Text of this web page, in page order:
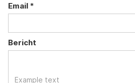
Email *
Bericht